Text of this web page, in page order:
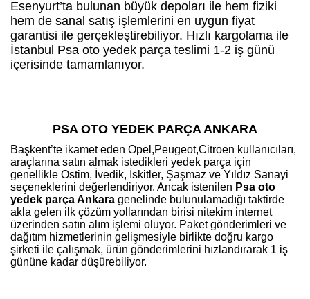
Esenyurt’ta bulunan büyük depoları ile hem fiziki
hem de sanal satış işlemlerini en uygun fiyat
garantisi ile gerçekleştirebiliyor. Hızlı kargolama ile
İstanbul Psa oto yedek parça teslimi 1-2 iş günü
içerisinde tamamlanıyor.
PSA OTO YEDEK PARÇA ANKARA
Başkent’te ikamet eden Opel,Peugeot,Citroen kullanıcıları,
araçlarına satın almak istedikleri yedek parça için
genellikle Ostim, İvedik, İskitler, Şaşmaz ve Yıldız Sanayi
seçeneklerini değerlendiriyor. Ancak istenilen Psa oto
yedek parça Ankara genelinde bulunulamadığı taktirde
akla gelen ilk çözüm yollarından birisi nitekim internet
üzerinden satın alım işlemi oluyor. Paket gönderimleri ve
dağıtım hizmetlerinin gelişmesiyle birlikte doğru kargo
şirketi ile çalışmak, ürün gönderimlerini hızlandırarak 1 iş
gününe kadar düşürebiliyor.